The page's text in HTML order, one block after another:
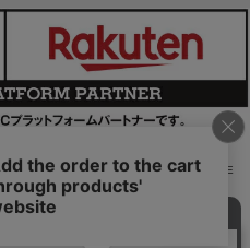
無断での複製・転載を禁止します。
Rakuten Group, Inc. ALL RIGHTS RE